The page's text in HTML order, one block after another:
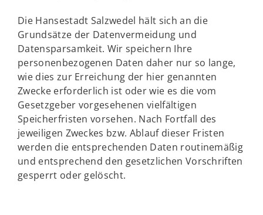
Die Hansestadt Salzwedel hält sich an die
Grundsätze der Datenvermeidung und
Datensparsamkeit. Wir speichern Ihre
personenbezogenen Daten daher nur so lange,
wie dies zur Erreichung der hier genannten
Zwecke erforderlich ist oder wie es die vom
Gesetzgeber vorgesehenen vielfältigen
Speicherfristen vorsehen. Nach Fortfall des
jeweiligen Zweckes bzw. Ablauf dieser Fristen
werden die entsprechenden Daten routinemäßig
und entsprechend den gesetzlichen Vorschriften
gesperrt oder gelöscht.